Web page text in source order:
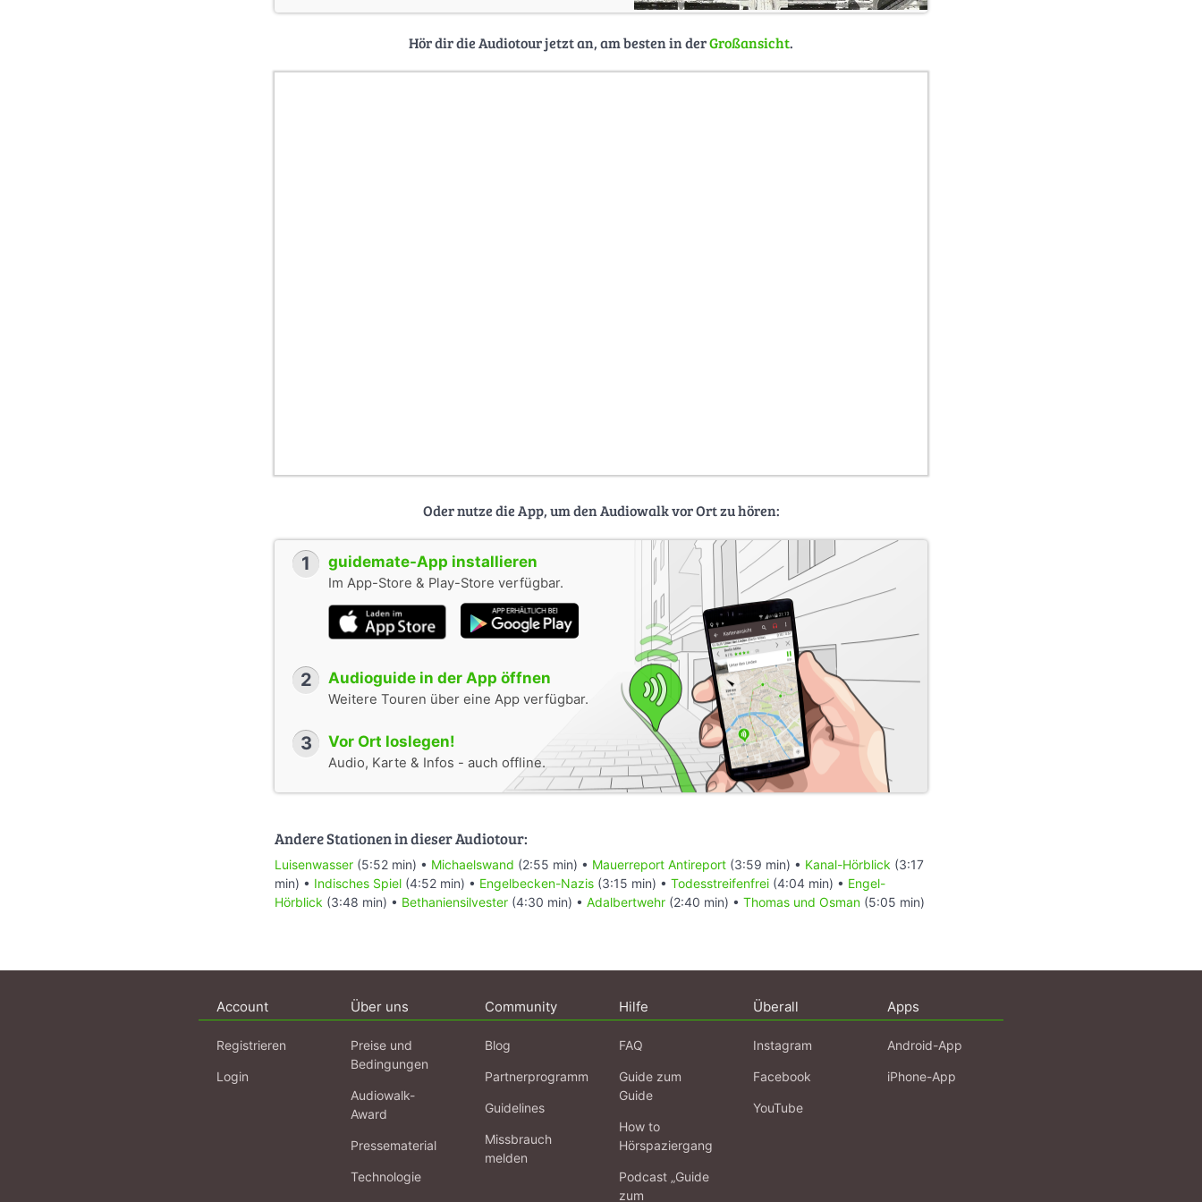
Hör dir die Audiotour jetzt an, am besten in derGroßansicht.
Oder nutze die App, um den Audiowalk vor Ort zu hören:
1 guidemate-App installieren
Im App-Store & Play-Store verfügbar.
2 Audioguide in der App öffnen
Weitere Touren über eine App verfügbar.
3 Vor Ort loslegen!
Audio, Karte & Infos - auch offline.
Andere Stationen in dieser Audiotour:
Luisenwasser (5:52 min) • Michaelswand (2:55 min) • Mauerreport Antireport (3:59 min) • Kanal-Hörblick (3:17
min) • Indisches Spiel (4:52 min) • Engelbecken-Nazis (3:15 min) • Todesstreifenfrei (4:04 min) • Engel-
Hörblick (3:48 min) • Bethaniensilvester (4:30 min) • Adalbertwehr (2:40 min) • Thomas und Osman (5:05 min)
Account
Registrieren
Login
Über uns
Preise und
Bedingungen
Audiowalk-
Award
Pressematerial
Technologie
Community
Blog
Partnerprogramm
Guidelines
Missbrauch
melden
Hilfe
FAQ
Guide zum
Guide
How to
Hörspaziergang
Podcast „Guide
zum
Überall
Instagram
Facebook
YouTube
Apps
Android-App
iPhone-App